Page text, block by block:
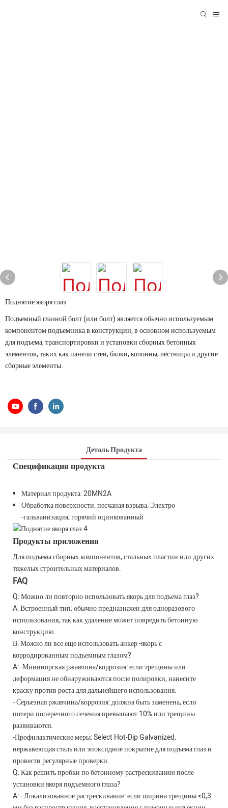
Поднятие якоря глаз
Подъемный глазной болт (или болт) является обычно используемым
компонентом подъемника в конструкции, в основном используемым
для подъема, транспортировки и установки сборных бетонных
элементов, таких как панели стен, балки, колонны, лестницы и другие
сборные элементы.
Деталь Продукта
Спецификация продукта
Материал продукта: 20MN2A
Обработка поверхности: песчаная взрыва; Электро
-гальванизация; горячий оцинкованный
Продукты приложения
Для подъема сборных компонентов, стальных пластин или других
тяжелых строительных материалов.
FAQ
Q: Можно ли повторно использовать якорь для подъема глаз?
A: Встроенный тип: обычно предназначен для одноразового
использования, так как удаление может повредить бетонную
конструкцию.
В: Можно ли все еще использовать анкер -якорь с
корродированным подъемным глазом?
A: -Мининорская ржавчина/коррозия: если трещины или
деформация не обнаруживаются после полировки, нанесите
краску против роста для дальнейшего использования.
- Серьезная ржавчина/коррозия: должна быть заменена, если
потери поперечного сечения превышают 10% или трещины
развиваются.
-Профилактические меры: Select Hot-Dip Galvanized,
нержавеющая сталь или эпоксидное покрытие для подъема глаз и
провести регулярные проверки.
Q: Как решить пробки по бетонному растрескиванию после
установки якоря подъемного глаза?
A: - Локализованное растрескивание: если ширина трещины <0,3